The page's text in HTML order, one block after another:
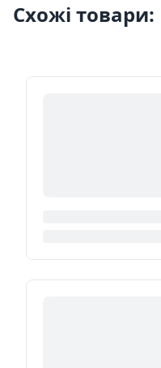
Схожі товари: